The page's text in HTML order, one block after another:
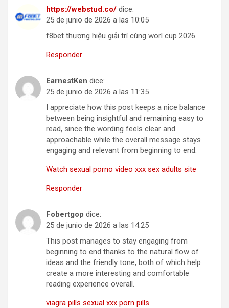
https://webstud.co/ dice:
25 de junio de 2026 a las 10:05
f8bet thương hiệu giải trí cùng worl cup 2026
Responder
EarnestKen dice:
25 de junio de 2026 a las 11:35
I appreciate how this post keeps a nice balance
between being insightful and remaining easy to
read, since the wording feels clear and
approachable while the overall message stays
engaging and relevant from beginning to end.
Watch sexual porno video xxx sex adults site
Responder
Fobertgop dice:
25 de junio de 2026 a las 14:25
This post manages to stay engaging from
beginning to end thanks to the natural flow of
ideas and the friendly tone, both of which help
create a more interesting and comfortable
reading experience overall.
viagra pills sexual xxx porn pills